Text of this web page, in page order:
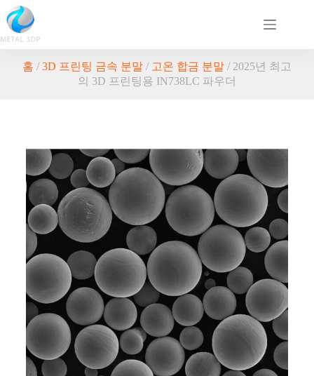
홈 / 3D 프린팅 금속 분말/ 고온 합금 분말/ 2025년 최고
의 3D 프린팅용 IN738LC 파우더